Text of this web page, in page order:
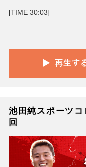
[TIME 30:03]
池田純スポーツ
回